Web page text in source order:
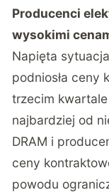
Producenci
wysokimi
Napięta
podniosła ceny
trzecim kwartale
najbardziej od
DRAM i
ceny
powodu